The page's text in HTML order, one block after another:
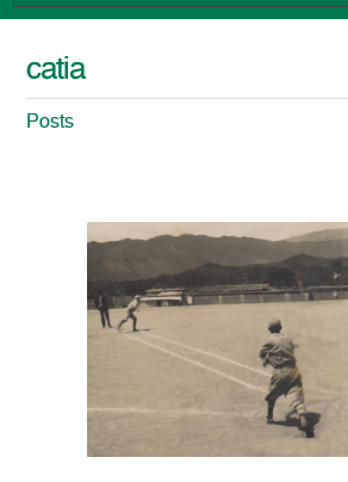
catia
Posts